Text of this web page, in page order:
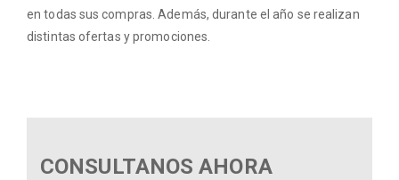
en todas sus compras. Además, durante el año se realizan
distintas ofertas y promociones.
CONSULTANOS AHORA